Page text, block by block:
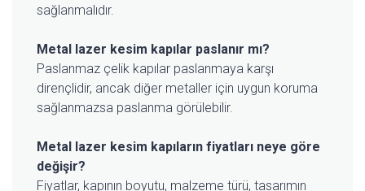
sağlanmalıdır.
Metal lazer kesim kapılar paslanır mı?
Paslanmaz çelik kapılar paslanmaya karşı
dirençlidir, ancak diğer metaller için uygun koruma
sağlanmazsa paslanma görülebilir.
Metal lazer kesim kapıların fiyatları neye göre
değişir?
Fiyatlar, kapının boyutu, malzeme türü, tasarımın